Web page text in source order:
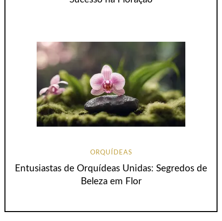
ORQUÍDEAS
Entusiastas de Orquídeas Unidas: Segredos de
Beleza em Flor